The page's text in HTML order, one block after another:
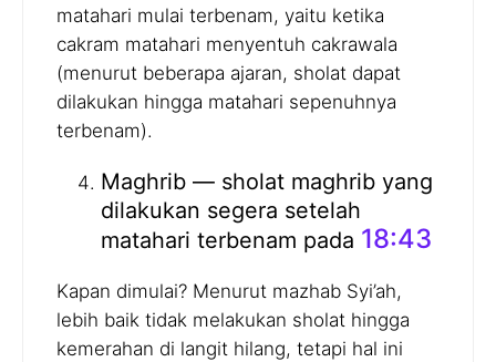
matahari mulai terbenam, yaitu ketika
cakram matahari menyentuh cakrawala
(menurut beberapa ajaran, sholat dapat
dilakukan hingga matahari sepenuhnya
terbenam).
Maghrib — sholat maghrib yang
dilakukan segera setelah
matahari terbenam pada 18:43
Kapan dimulai? Menurut mazhab Syi’ah,
lebih baik tidak melakukan sholat hingga
kemerahan di langit hilang, tetapi hal ini